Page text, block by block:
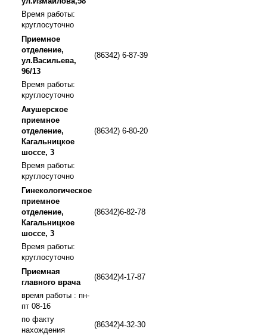
Время работы:
круглосуточно
Приемное
отделение,
ул.Васильева,
96/13
(86342) 6-87-39
Время работы:
круглосуточно
Акушерское
приемное
отделение,
Кагальницкое
шоссе, 3
(86342) 6-80-20
Время работы:
круглосуточно
Гинекологическое
приемное
отделение,
Кагальницкое
шоссе, 3
(86342)6-82-78
Время работы:
круглосуточно
Приемная
главного врача
(86342)4-17-87
время работы : пн-
пт 08-16
по факту
нахождения
(86342)4-32-30